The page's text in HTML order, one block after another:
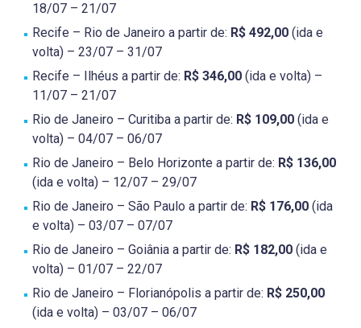
18/07 – 21/07
Recife – Rio de Janeiro a partir de: R$ 492,00 (ida e
volta) – 23/07 – 31/07
Recife – Ilhéus a partir de: R$ 346,00 (ida e volta) –
11/07 – 21/07
Rio de Janeiro – Curitiba a partir de: R$ 109,00 (ida e
volta) – 04/07 – 06/07
Rio de Janeiro – Belo Horizonte a partir de: R$ 136,00
(ida e volta) – 12/07 – 29/07
Rio de Janeiro – São Paulo a partir de: R$ 176,00 (ida
e volta) – 03/07 – 07/07
Rio de Janeiro – Goiânia a partir de: R$ 182,00 (ida e
volta) – 01/07 – 22/07
Rio de Janeiro – Florianópolis a partir de: R$ 250,00
(ida e volta) – 03/07 – 06/07